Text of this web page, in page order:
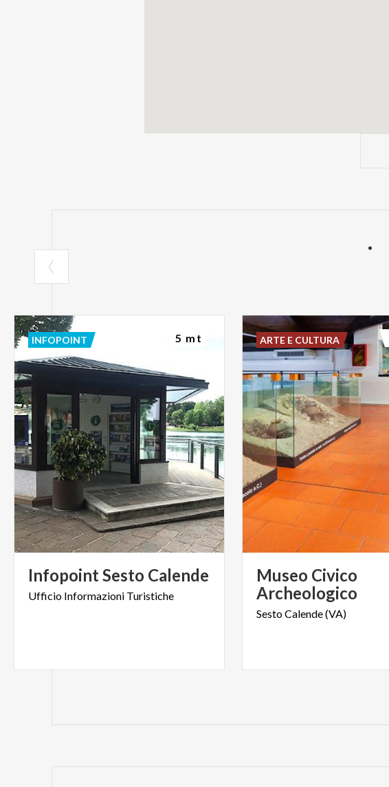
InfopointSesto Calende
Ufficio Informazioni Turistiche
INFOPOINT 5 mt
Museo Civico
Archeologico
SestoCalende(VA)
ARTE E CULTURA